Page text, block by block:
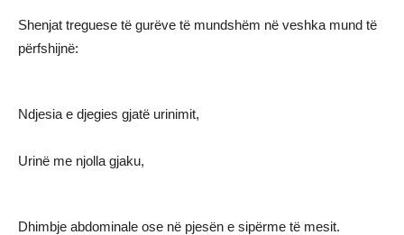
Shenjat treguese të gurëve të mundshëm në veshka mund të
përfshijnë:
Ndjesia e djegies gjatë urinimit,
Urinë me njolla gjaku,
Dhimbje abdominale ose në pjesën e sipërme të mesit.